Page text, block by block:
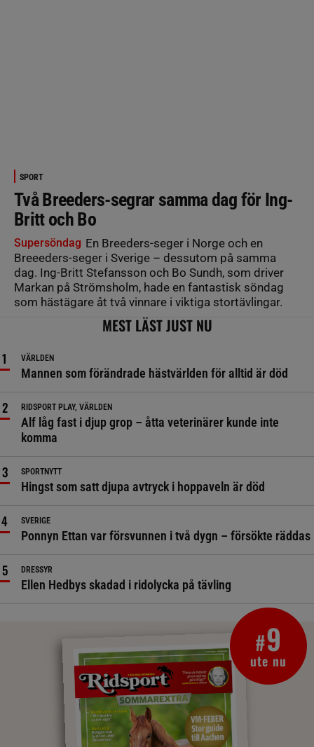
SPORT
Två Breeders-segrar samma dag för Ing-
Britt och Bo
Supersöndag En Breeders-seger i Norge och en
Breeeders-seger i Sverige – dessutom på samma
dag. Ing-Britt Stefansson och Bo Sundh, som driver
Markan på Strömsholm, hade en fantastisk söndag
som hästägare åt två vinnare i viktiga stortävlingar.
MEST LÄST JUST NU
VÄRLDEN
Mannen som förändrade hästvärlden för alltid är död
RIDSPORT PLAY, VÄRLDEN
Alf låg fast i djup grop – åtta veterinärer kunde inte
komma
SPORTNYTT
Hingst som satt djupa avtryck i hoppaveln är död
SVERIGE
Ponnyn Ettan var försvunnen i två dygn – försökte räddas
DRESSYR
Ellen Hedbys skadad i ridolycka på tävling
#9
ute nu